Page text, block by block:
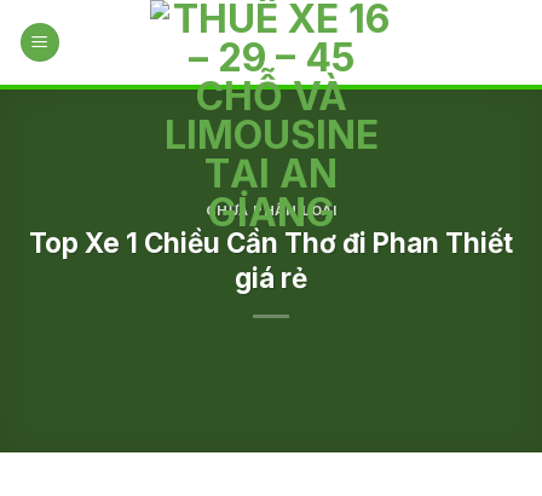
CHƯA PHÂN LOẠI
Top Xe 1 Chiều Cần Thơ đi Phan Thiết
giá rẻ